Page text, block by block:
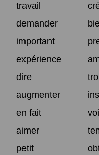
travail
demander
important
expérience
dire
augmenter
en fait
aimer
petit